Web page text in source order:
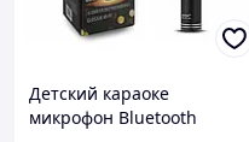
Детский караоке
микрофон Bluetooth